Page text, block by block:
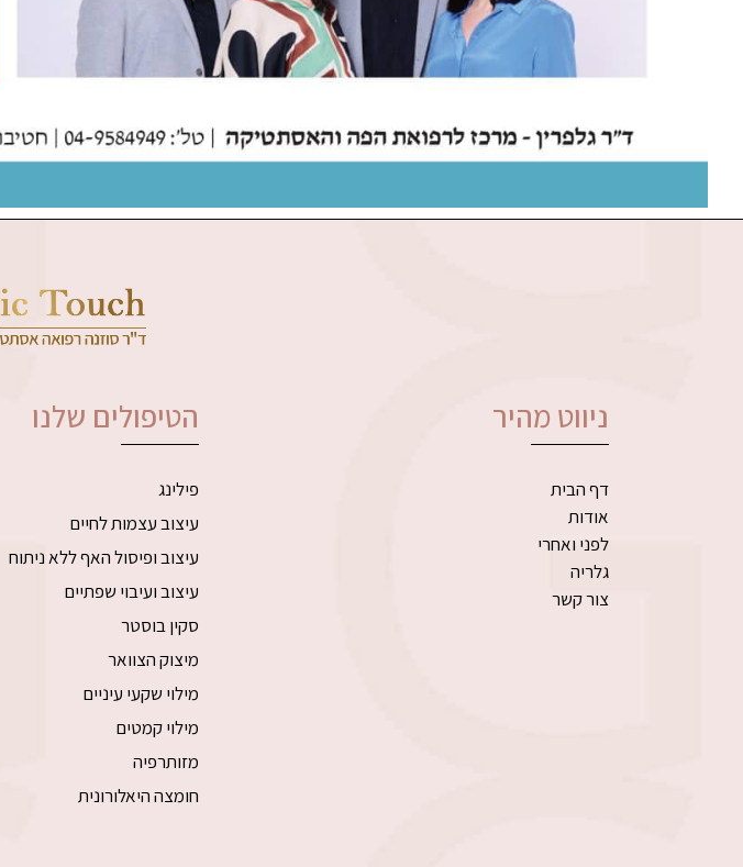
ניווט מהיר
דף הבית
אודות
לפני ואחרי
גלריה
צור קשר
הטיפולים שלנו
פילינג
עיצוב עצמות לחיים
עיצוב ופיסול האף ללא ניתוח
עיצוב ועיבוי שפתיים
סקין בוסטר
מיצוק הצוואר
מילוי שקעי עיניים
מילוי קמטים
מזותרפיה
חומצה היאלורונית